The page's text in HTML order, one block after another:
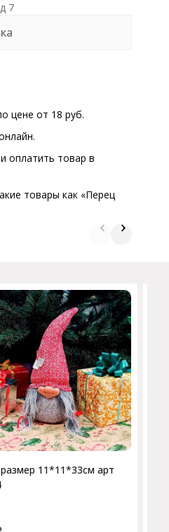
7
цене от 18 руб.
оплатить товар в
товары как «Перец
11*11*33см арт